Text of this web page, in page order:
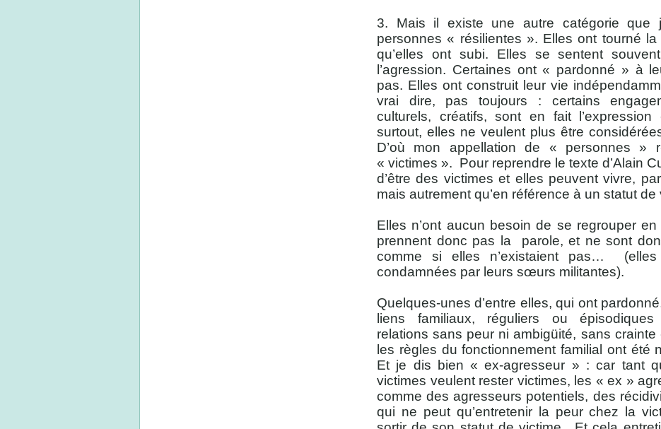
3. Mais il existe une autre catégorie que
personnes « résilientes ». Elles ont tourné
qu’elles ont subi. Elles se sentent
l’agression. Certaines ont « pardonné » à
pas. Elles ont construit leur vie
vrai dire, pas toujours : certains
culturels, créatifs, sont en fait
surtout, elles ne veulent plus être
D’où mon appellation de « personnes »
« victimes ». Pour reprendre le texte d’Alain
d’être des victimes et elles peuvent vivre,
mais autrement qu’en référence à un statut de
Elles n’ont aucun besoin de se regrouper
prennent donc pas la
parole, et ne sont
comme si elles n’existaient pas…
condamnées par leurs sœurs militantes).
Quelques-unes d’entre elles, qui ont
liens familiaux, réguliers ou épisodiques
relations sans peur ni ambigüité, sans
les règles du fonctionnement familial ont été
Et je dis bien « ex-agresseur » : car tant
victimes veulent rester victimes, les « ex »
comme des agresseurs potentiels, des
qui ne peut qu’entretenir la peur chez la